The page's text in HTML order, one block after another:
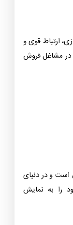
متقاعدسازی، ارتباط قوی و
در مشاغل فروش
شدن است و در دنیای
را به نمایش